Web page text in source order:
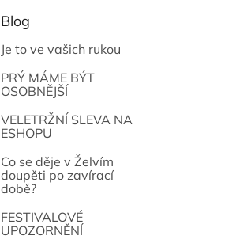
Blog
Je to ve vašich rukou
PRÝ MÁME BÝT
OSOBNĚJŠÍ
VELETRŽNÍ SLEVA NA
ESHOPU
Co se děje v Želvím
doupěti po zavírací
době?
FESTIVALOVÉ
UPOZORNĚNÍ